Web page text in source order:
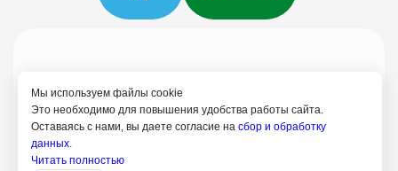
Мы используем файлы cookie
Это необходимо для повышения удобства работы сайта.
Оставаясь с нами, вы даете согласие на сбор и обработку
данных.
Читать полностью
Политика конфиденциальности
Согласие на обработку
+7 (958) 795-61-54